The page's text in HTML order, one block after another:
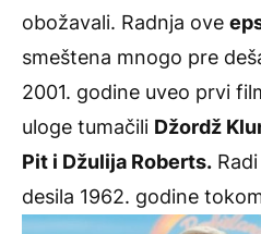
obožavali. Radnja ove
smeštena mnogo pre
2001. godine uveo prvi
uloge tumačili Džordž
Pit i Džulija Roberts.
desila 1962. godine